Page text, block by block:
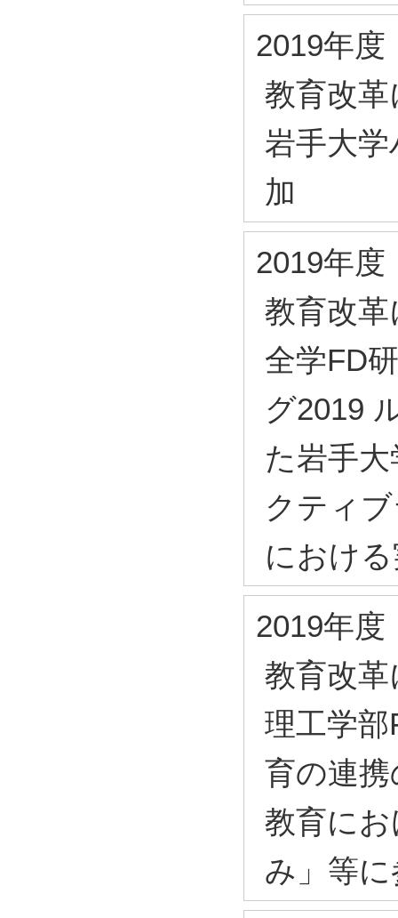
2019年度
教育改
岩手大
加
2019年度
教育改
全学FD
グ2019
た岩手
クティ
におけ
2019年度
教育改
理工学
育の連
教育に
み」等